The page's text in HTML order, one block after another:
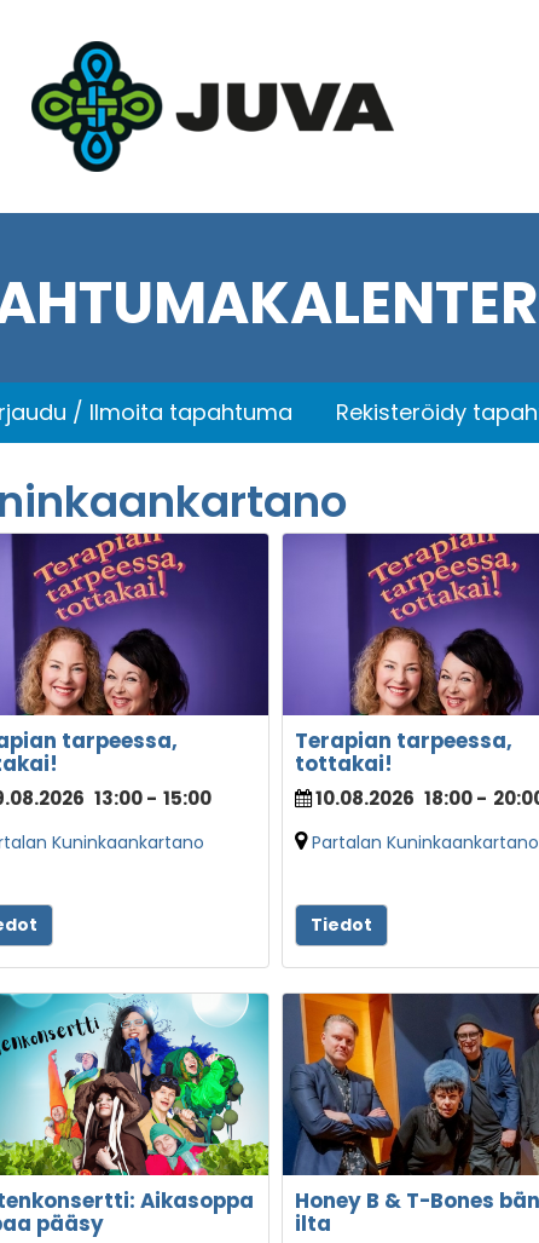
/ Ilmoita tapahtuma Rekisteröidy
tarpeessa,
13:00- 15:00
Kuninkaankartano
Terapian tarpeessa,
tottakai!
10.08.2026 18:00-
Partalan Kuninkaankartano
Tiedot
Aikasoppa
pääsy
Honey B & T-Bones
ilta